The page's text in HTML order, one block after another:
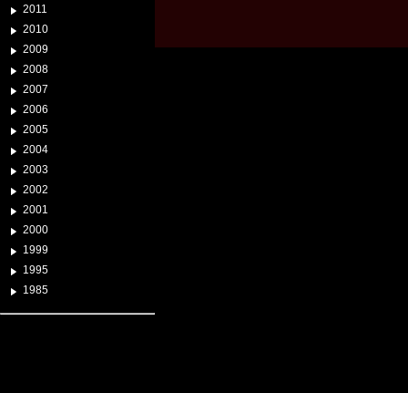
2011
2010
2009
2008
2007
2006
2005
2004
2003
2002
2001
2000
1999
1995
1985